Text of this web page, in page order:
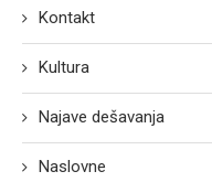
Kontakt
Kultura
Najave dešavanja
Naslovne